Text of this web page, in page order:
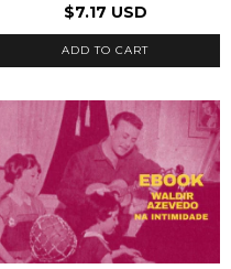
$7.17 USD
ADD TO CART